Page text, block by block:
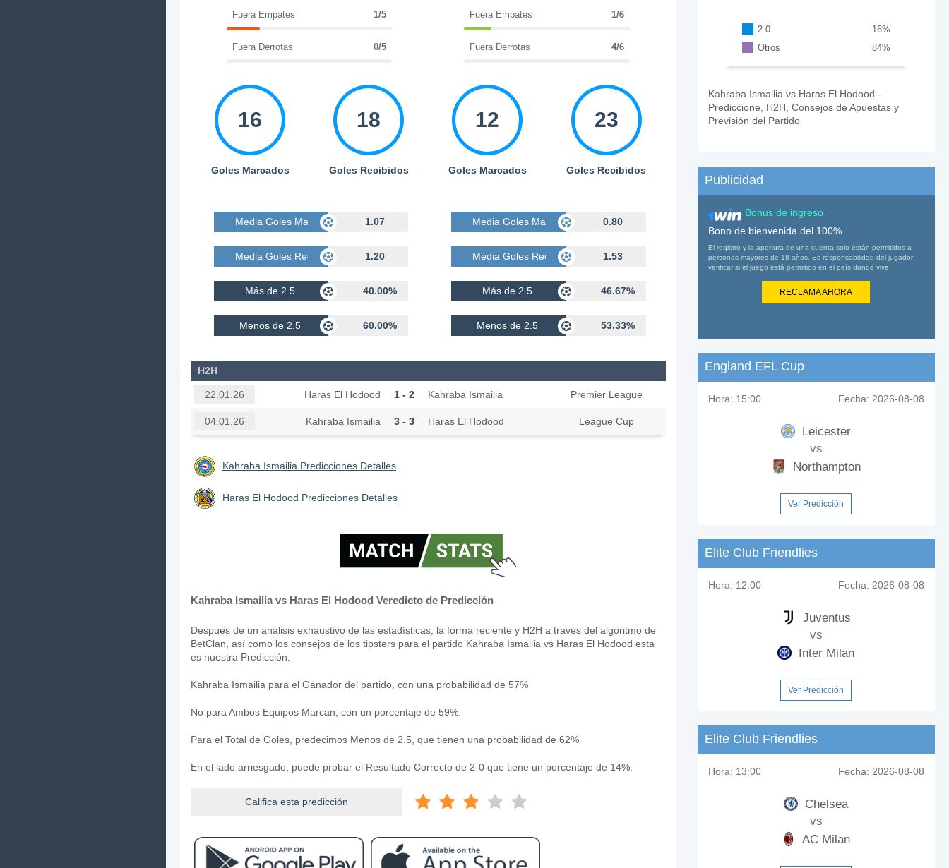
Fuera Empates 1/5
Fuera Derrotas 0/5
16
Goles Marcados
18
Goles Recibidos
Media Goles Marcados 1.07
Media Goles Recibidos 1.20
Más de 2.5 40.00%
Menos de 2.5 60.00%
Fuera Empates 1/6
Fuera Derrotas 4/6
12
Goles Marcados
23
Goles Recibidos
Media Goles Marcados 0.80
Media Goles Recibidos 1.53
Más de 2.5 46.67%
Menos de 2.5 53.33%
H2H
22.01.26 Haras El Hodood 1 - 2 Kahraba Ismailia Premier League
04.01.26 Kahraba Ismailia 3 - 3 Haras El Hodood League Cup
Kahraba Ismailia Predicciones Detalles
Haras El Hodood Predicciones Detalles
Kahraba Ismailia vs Haras El Hodood Veredicto de Predicción
Después de un análisis exhaustivo de las estadísticas, la forma reciente y H2H a través del algoritmo de
BetClan, así como los consejos de los tipsters para el partido Kahraba Ismailia vs Haras El Hodood esta
es nuestra Predicción:
Kahraba Ismailia para el Ganador del partido, con una probabilidad de 57%
No para Ambos Equipos Marcan, con un porcentaje de 59%.
Para el Total de Goles, predecimos Menos de 2.5, que tienen una probabilidad de 62%
En el lado arriesgado, puede probar el Resultado Correcto de 2-0 que tiene un porcentaje de 14%.
Califica esta predicción
2-0 %
16
Otros
%
84
Kahraba Ismailia vs Haras El Hodood -
Prediccione, H2H, Consejos de Apuestas y
Previsión del Partido
Publicidad
Bonus de ingreso
Bono de bienvenida del 100%
El registro y la apertura de una cuenta solo están permitidos a
personas mayores de 18 años. Es responsabilidad del jugador
verificar si el juego está permitido en el país donde vive.
RECLAMA AHORA
England EFL Cup
Hora: 15:00 Fecha: 2026-08-08
Leicester
vs
Northampton
Ver Predicción
Elite Club Friendlies
Hora: 12:00 Fecha: 2026-08-08
Juventus
vs
Inter Milan
Ver Predicción
Elite Club Friendlies
Hora: 13:00 Fecha: 2026-08-08
Chelsea
vs
AC Milan